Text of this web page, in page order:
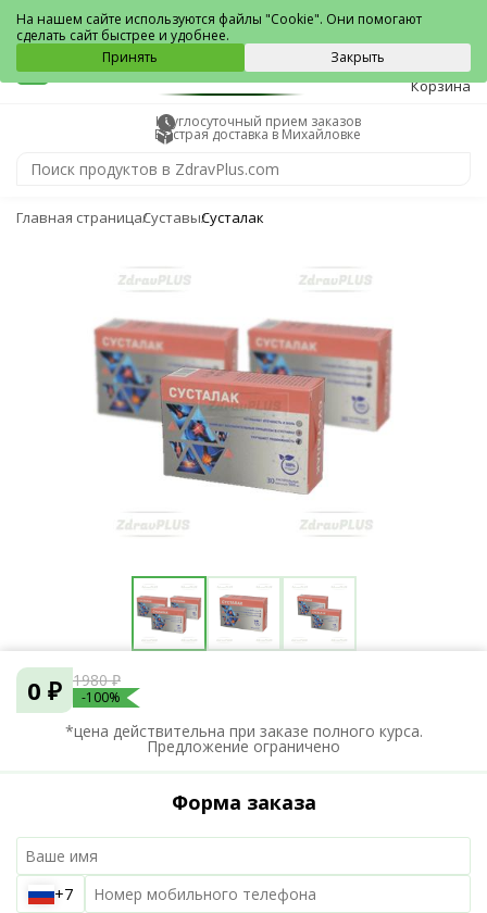
Михайловка
0
Корзина
Круглосуточный прием заказов
Быстрая доставка в Михайловке
Главная страницаСуставыСусталак
0 ₽ 1980 ₽
-100%
*цена действительна при заказе полного курса.
Предложение ограничено
Форма заказа
+7
На нашем сайте используются файлы "Cookie". Они помогают
сделать сайт быстрее и удобнее.
Принять
Закрыть